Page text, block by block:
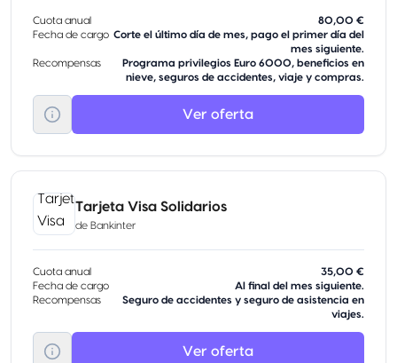
Cuota anual
80,00 €
Fecha de cargo Corte el último día de mes, pago el primer día del
mes siguiente.
Recompensas
Programa privilegios Euro 6000, beneficios en
nieve, seguros de accidentes, viaje y compras.
Ver oferta
Tarjeta Visa Solidarios
de Bankinter
Cuota anual
35,00 €
Fecha de cargo
Al final del mes siguiente.
Recompensas
Seguro de accidentes y seguro de asistencia en
viajes.
Ver oferta